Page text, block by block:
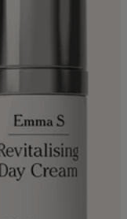
med
Det saktar ner
solskador
och i
mot solens
SPF
att välja på,
endagkrämmed högre